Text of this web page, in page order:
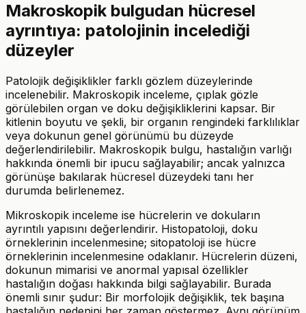
Makroskopik bulgudan hücresel
ayrıntıya: patolojinin incelediği
düzeyler
Patolojik değişiklikler farklı gözlem düzeylerinde
incelenebilir. Makroskopik inceleme, çıplak gözle
görülebilen organ ve doku değişikliklerini kapsar. Bir
kitlenin boyutu ve şekli, bir organın rengindeki farklılıklar
veya dokunun genel görünümü bu düzeyde
değerlendirilebilir. Makroskopik bulgu, hastalığın varlığı
hakkında önemli bir ipucu sağlayabilir; ancak yalnızca
görünüşe bakılarak hücresel düzeydeki tanı her
durumda belirlenemez.
Mikroskopik inceleme ise hücrelerin ve dokuların
ayrıntılı yapısını değerlendirir. Histopatoloji, doku
örneklerinin incelenmesine; sitopatoloji ise hücre
örneklerinin incelenmesine odaklanır. Hücrelerin düzeni,
dokunun mimarisi ve anormal yapısal özellikler
hastalığın doğası hakkında bilgi sağlayabilir. Burada
önemli sınır şudur: Bir morfolojik değişiklik, tek başına